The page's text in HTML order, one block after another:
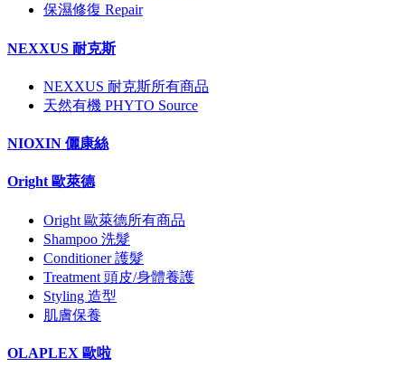
保濕修復 Repair
NEXXUS 耐克斯
NEXXUS 耐克斯所有商品
天然有機 PHYTO Source
NIOXIN 儷康絲
Oright 歐萊德
Oright 歐萊德所有商品
Shampoo 洗髮
Conditioner 護髮
Treatment 頭皮/身體養護
Styling 造型
肌膚保養
OLAPLEX 歐啦